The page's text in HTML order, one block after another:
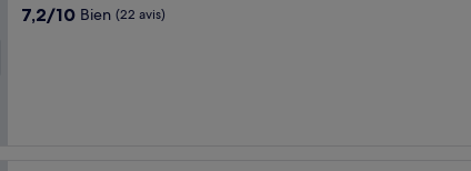
7.2
7,2/10 Bien (22 avis)